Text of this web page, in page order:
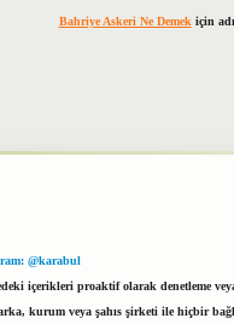
Bahriye Askeri Ne Demek için
@karabul
içerikleri proaktif olarak denetleme
kurum veya şahıs şirketi ile hiçbir